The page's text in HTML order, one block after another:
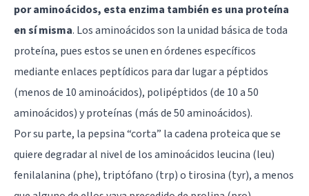
por aminoácidos, esta enzima también es una proteína
en sí misma. Los aminoácidos son la unidad básica de toda
proteína, pues estos se unen en órdenes específicos
mediante enlaces peptídicos para dar lugar a péptidos
(menos de 10 aminoácidos), polipéptidos (de 10 a 50
aminoácidos) y proteínas (más de 50 aminoácidos).
Por su parte, la pepsina “corta” la cadena proteica que se
quiere degradar al nivel de los aminoácidos leucina (leu)
fenilalanina (phe), triptófano (trp) o tirosina (tyr), a menos